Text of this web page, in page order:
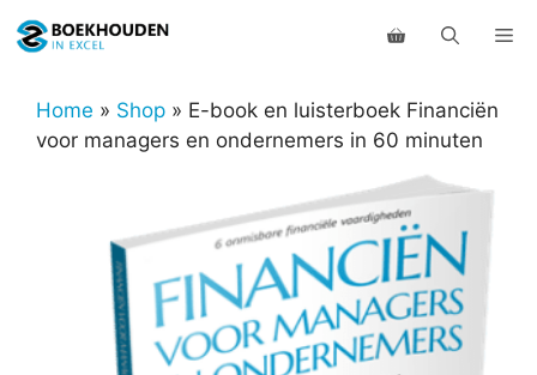
naar
inhoudHome » Shop » E-book en luisterboek Financiën
voor managers en ondernemers in 60 minuten